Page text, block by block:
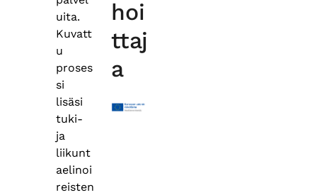
uita.
Kuvatt
u
proses
si
lisäsi
tuki-
ja
liikunt
aelinoi
reisten
hoi
ttaj
a